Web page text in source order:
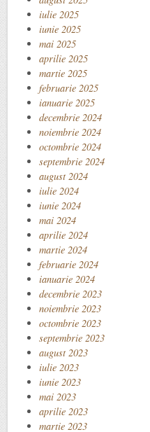
iulie 2025
iunie 2025
mai 2025
aprilie 2025
martie 2025
februarie 2025
ianuarie 2025
decembrie 2024
noiembrie 2024
octombrie 2024
septembrie 2024
august 2024
iulie 2024
iunie 2024
mai 2024
aprilie 2024
martie 2024
februarie 2024
ianuarie 2024
decembrie 2023
noiembrie 2023
octombrie 2023
septembrie 2023
august 2023
iulie 2023
iunie 2023
mai 2023
aprilie 2023
martie 2023